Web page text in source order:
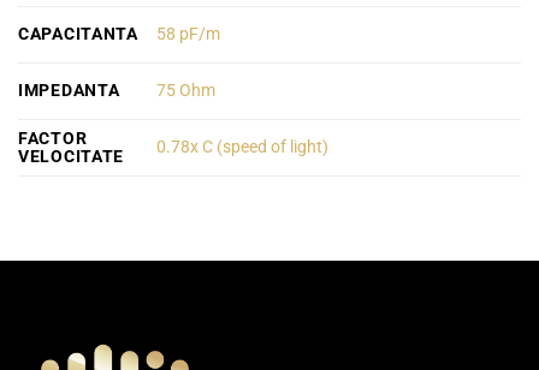
CAPACITANTA 58 pF/m
IMPEDANTA 75 Ohm
FACTOR
VELOCITATE
0.78x C (speed of light)